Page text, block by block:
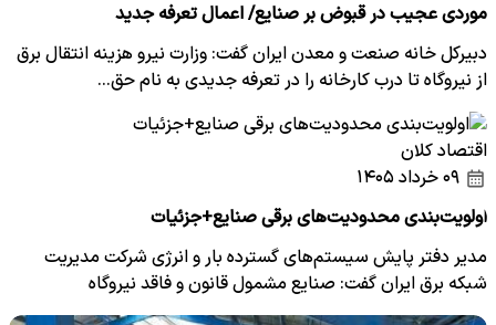
موردی عجیب در قبوض بر صنایع/ اعمال تعرفه‌ جدید
دبیرکل خانه صنعت و معدن ایران گفت: وزارت نیرو هزینه انتقال برق
از نیروگاه تا درب کارخانه را در تعرفه جدیدی به نام حق…
اقتصاد کلان
اولویت‌بندی محدودیت‌های برقی صنایع+جزئیات
مدیر دفتر پایش سیستم‌های گسترده بار و انرژی شرکت مدیریت
شبکه برق ایران گفت: صنایع مشمول قانون و فاقد نیروگاه
خودتأمین…